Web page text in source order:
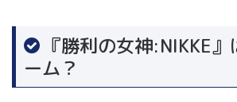
『勝利の女神:NIKKE
ーム？